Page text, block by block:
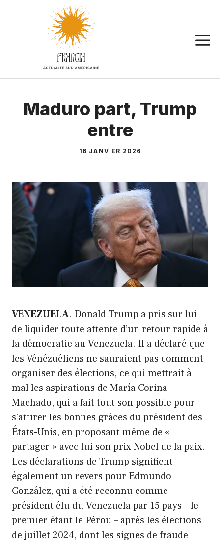
Maduro part, Trump
entre
16 JANVIER 2026
VENEZUELA. Donald Trump a pris sur lui
de liquider toute attente d’un retour rapide à
la démocratie au Venezuela. Il a déclaré que
les Vénézuéliens ne sauraient pas comment
organiser des élections, ce qui mettrait à
mal les aspirations de María Corina
Machado, qui a fait tout son possible pour
s’attirer les bonnes grâces du président des
États-Unis, en proposant même de «
partager » avec lui son prix Nobel de la paix.
Les déclarations de Trump signifient
également un revers pour Edmundo
González, qui a été reconnu comme
président élu du Venezuela par 15 pays – le
premier étant le Pérou – après les élections
de juillet 2024, dont les signes de fraude